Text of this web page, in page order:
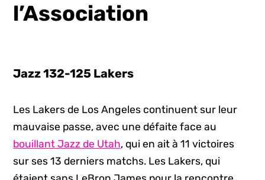
l’Association
Jazz 132-125 Lakers
Les Lakers de Los Angeles continuent sur leur
mauvaise passe, avec une défaite face au
bouillant Jazz de Utah, qui en ait à 11 victoires
sur ses 13 derniers matchs. Les Lakers, qui